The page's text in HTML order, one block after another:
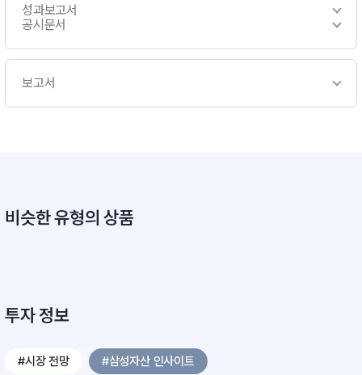
성과보고서
공시문서
보고서
비슷한 유형의 상품
투자 정보
#시장 전망 #삼성자산 인사이트